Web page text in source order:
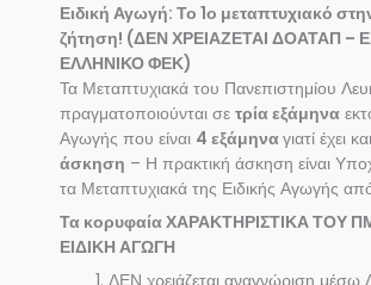
Ειδική Αγωγή: Το 1ο μεταπτυχιακό
ζήτηση! (ΔΕΝ ΧΡΕΙΑΖΕΤΑΙ ΔΟΑΤΑΠ –
ΕΛΛΗΝΙΚΟ ΦΕΚ)
Τα Μεταπτυχιακά του Πανεπιστημίου
πραγματοποιούνται σε τρία εξάμηνα
Αγωγής που είναι 4 εξάμηναγιατί έχει και
άσκηση – Η πρακτική άσκηση είναι
τα Μεταπτυχιακά της Ειδικής Αγωγής
Τα κορυφαία ΧΑΡΑΚΤΗΡΙΣΤΙΚΑ ΤΟΥ
ΕΙΔΙΚΗ ΑΓΩΓΗ
ΔΕΝ χρειάζεται αναγνώριση